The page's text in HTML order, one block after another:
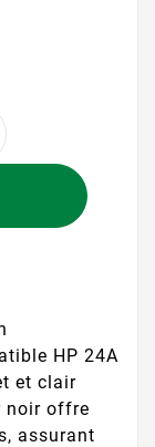
HP 24A
et clair
noir offre
assurant